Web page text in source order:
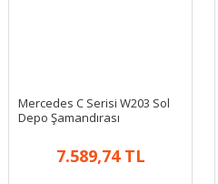
Mercedes C Serisi W203 Sol
Depo Şamandırası
7.589,74 TL